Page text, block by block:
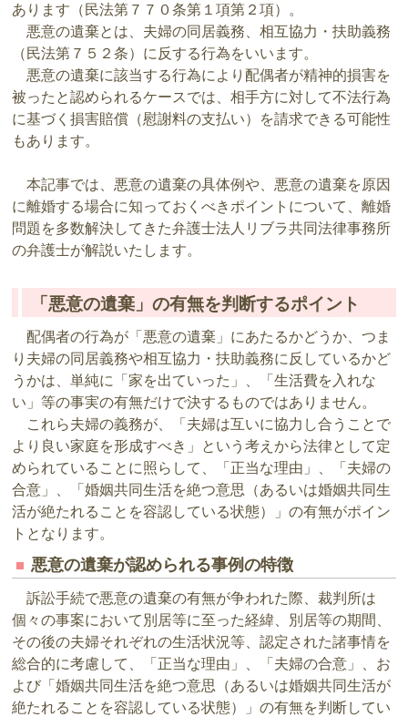
あります（民法第７７０条第１項第２項）。
悪意の遺棄とは、夫婦の同居義務、相互協力・扶助義務
（民法第７５２条）に反する行為をいいます。
悪意の遺棄に該当する行為により配偶者が精神的損害を
被ったと認められるケースでは、相手方に対して不法行為
に基づく損害賠償（慰謝料の支払い）を請求できる可能性
もあります。
本記事では、悪意の遺棄の具体例や、悪意の遺棄を原因
に離婚する場合に知っておくべきポイントについて、離婚
問題を多数解決してきた弁護士法人リブラ共同法律事務所
の弁護士が解説いたします。
「悪意の遺棄」の有無を判断するポイント
配偶者の行為が「悪意の遺棄」にあたるかどうか、つま
り夫婦の同居義務や相互協力・扶助義務に反しているかど
うかは、単純に「家を出ていった」、「生活費を入れな
い」等の事実の有無だけで決するものではありません。
これら夫婦の義務が、「夫婦は互いに協力し合うことで
より良い家庭を形成すべき」という考えから法律として定
められていることに照らして、「正当な理由」、「夫婦の
合意」、「婚姻共同生活を絶つ意思（あるいは婚姻共同生
活が絶たれることを容認している状態）」の有無がポイン
トとなります。
悪意の遺棄が認められる事例の特徴
訴訟手続で悪意の遺棄の有無が争われた際、裁判所は
個々の事案において別居等に至った経緯、別居等の期間、
その後の夫婦それぞれの生活状況等、認定された諸事情を
総合的に考慮して、「正当な理由」、「夫婦の合意」、お
よび「婚姻共同生活を絶つ意思（あるいは婚姻共同生活が
絶たれることを容認している状態）」の有無を判断してい